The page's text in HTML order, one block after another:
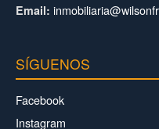
Email:
SÍGUENOS
Facebook
Instagram